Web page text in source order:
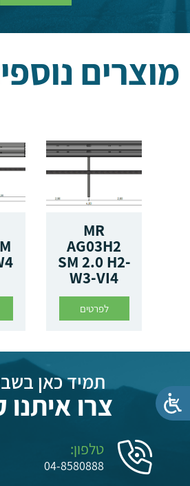
מוצרים
MR
AG03H2
SM 2.0 H2-
W3-VI4
לפרטים
תמיד כאן
צרו
טלפון:
04-8580888